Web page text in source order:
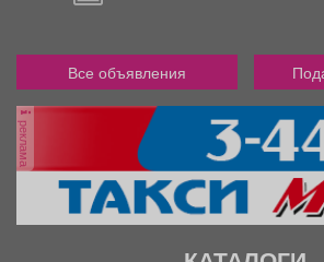
Все объявления
реклама